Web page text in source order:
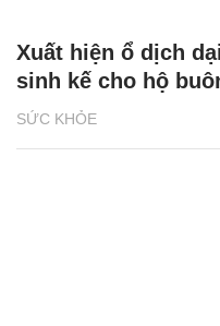
SỨC KHỎE
Xuất hiện ổ dịch
sinh kế cho hộ